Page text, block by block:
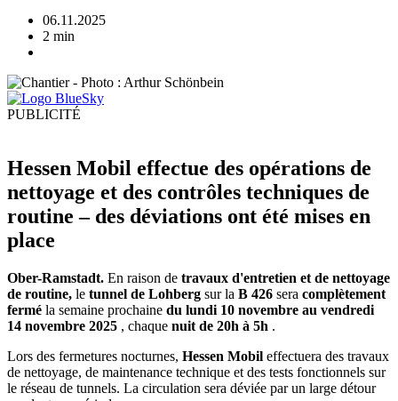
06.11.2025
2 min
PUBLICITÉ
Hessen Mobil effectue des opérations de
nettoyage et des contrôles techniques de
routine – des déviations ont été mises en
place
Ober-Ramstadt. En raison de travaux d'entretien et de nettoyage
de routine, le tunnel de Lohberg sur la B 426 sera complètement
fermé la semaine prochaine du lundi 10 novembre au vendredi
14 novembre 2025 , chaque nuit de 20h à 5h .
Lors des fermetures nocturnes, Hessen Mobil effectuera des travaux
de nettoyage, de maintenance technique et des tests fonctionnels sur
le réseau de tunnels. La circulation sera déviée par un large détour